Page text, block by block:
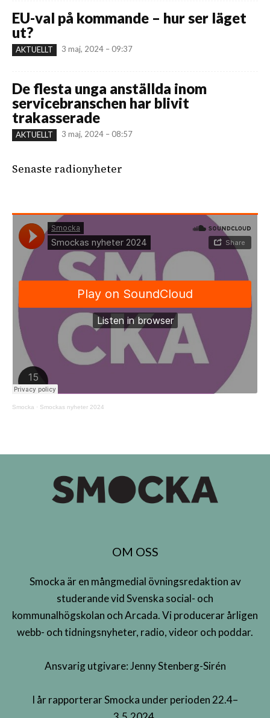
EU-val på kommande – hur ser läget
ut?
AKTUELLT 3 maj, 2024 – 09:37
De flesta unga anställda inom
servicebranschen har blivit
trakasserade
AKTUELLT 3 maj, 2024 – 08:57
Senaste radionyheter
Smocka · Smockas nyheter 2024
OM OSS
Smocka är en mångmedial övningsredaktion av
studerande vid Svenska social- och
kommunalhögskolan och Arcada. Vi producerar årligen
webb- och tidningsnyheter, radio, videor och poddar.
Ansvarig utgivare: Jenny Stenberg-Sirén
I år rapporterar Smocka under perioden 22.4–